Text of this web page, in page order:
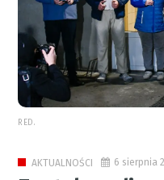
RED.
AKTUALNOŚCI 6 sierpnia